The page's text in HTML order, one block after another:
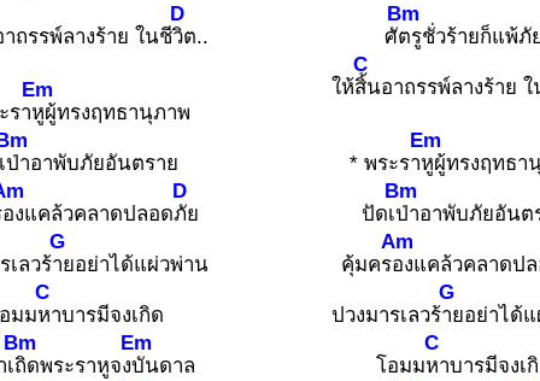
ถรรพ์ลางร้าย ในชี
D
วิต..
รา
Em
หูผู้ทรงฤทธานุภาพ
ป่าอาพับภัยอันตราย
องแคล้วคลาดปลอด
D
ภัย
เลวร้
G
ายอย่าได้แผ่วพ่าน
มม
C
หาบารมีจงเกิด
Bm
ถิดพระราหูจง
Em
บันดาล
ศั
Bm
ตรูชั่วร้ายก็แพ้ภั
ให้
C
สิ้นอาถรรพ์ลางร้าย
* พระรา
Em
หูผู้ทรงฤทธา
ปัดเ
Bm
ป่าอาพับภัยอันต
คุ้มคร
Am
องแคล้วคลาดป
ปวงมารเลวร้
G
ายอย่าได้
โอมม
C
หาบารมีจงเ